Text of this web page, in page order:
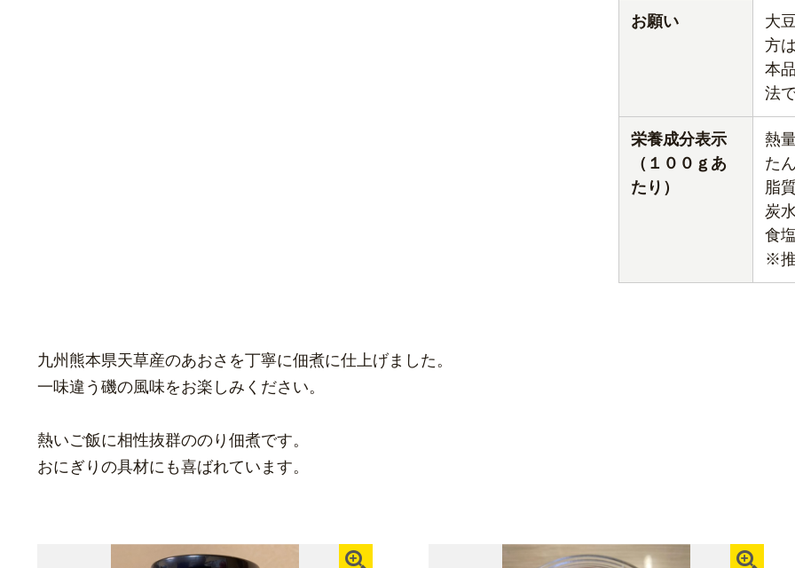
お願い
大
方
本
法
栄養成分表示
（１００ｇあ
たり）
熱
た
脂
炭
食
※
九州熊本県天草産のあおさを丁寧に佃煮に仕上げました。
一味違う磯の風味をお楽しみください。
熱いご飯に相性抜群ののり佃煮です。
おにぎりの具材にも喜ばれています。